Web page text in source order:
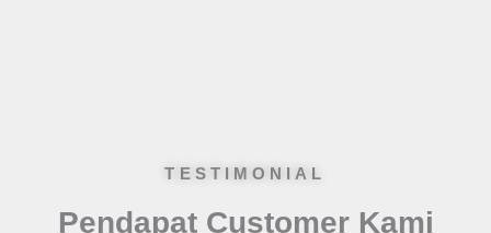
TESTIMONIAL
Pendapat Customer Kami